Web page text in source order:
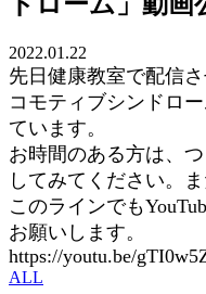
2022.01.22
先日健康教室で配信
コモティブシンドロ
ています。
お時間のある方は、
してみてください。
このラインでも
お願いします。
https://youtu.be/
ALL